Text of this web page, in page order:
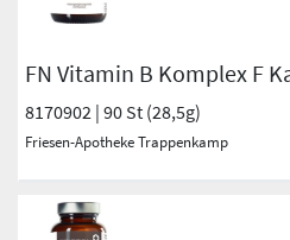
FN Vitamin B Komplex F
8170902 | 90 St (28,5g)
Friesen-Apotheke Trappenkamp